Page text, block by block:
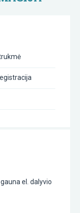
el. dalyvio